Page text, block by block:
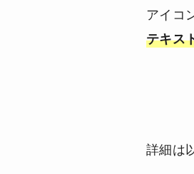
アイコ
テキス
詳細は